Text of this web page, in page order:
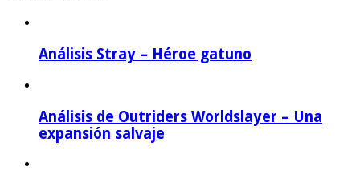
Análisis Stray – Héroe gatuno
Análisis de Outriders Worldslayer – Una
expansión salvaje